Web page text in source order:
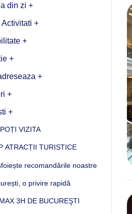
Perioada din zi +
Activitati +
+
+
+
+
+
VIZITA
ATRACȚII TURISTICE
recomandările noastre
o privire rapidă
3H DE BUCUREŞTI